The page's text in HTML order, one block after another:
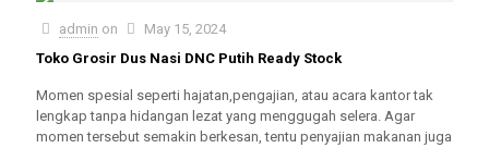
admin on
May 15, 2024
Toko Grosir Dus Nasi DNC Putih Ready Stock
Momen spesial seperti hajatan,pengajian, atau acara kantor tak
lengkap tanpa hidangan lezat yang menggugah selera. Agar
momen tersebut semakin berkesan, tentu penyajian makanan juga